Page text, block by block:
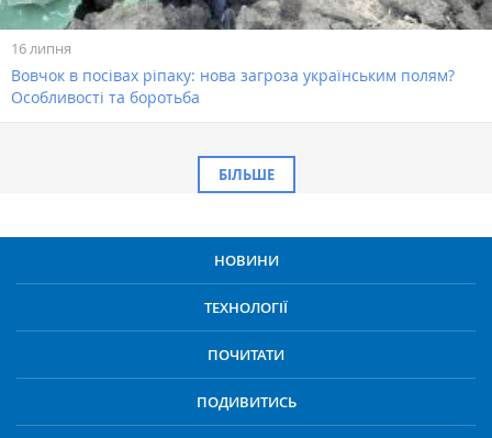
16 липня
Вовчок в посівах ріпаку: нова загроза українським полям?
Особливості та боротьба
БІЛЬШЕ
НОВИНИ
ТЕХНОЛОГІЇ
ПОЧИТАТИ
ПОДИВИТИСЬ